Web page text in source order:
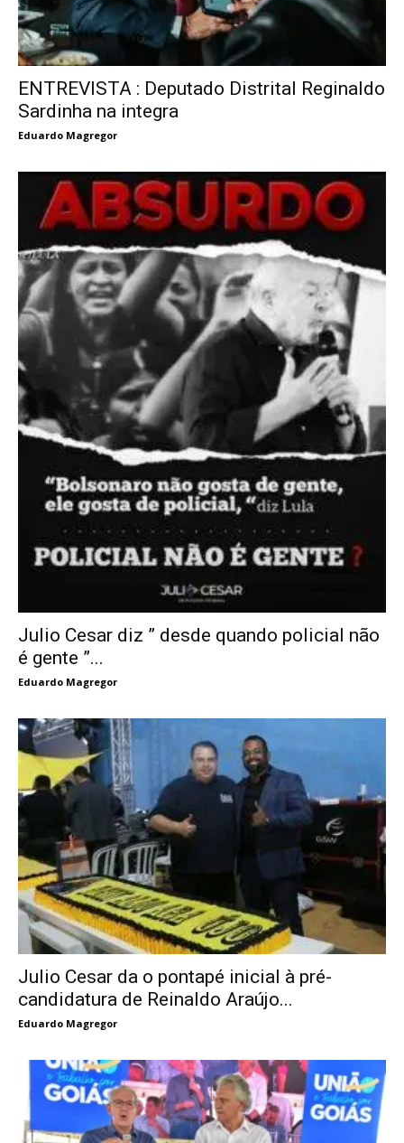
ENTREVISTA : Deputado Distrital Reginaldo
Sardinha na integra
Eduardo Magregor
Julio Cesar diz ” desde quando policial não
é gente ”...
Eduardo Magregor
Julio Cesar da o pontapé inicial à pré-
candidatura de Reinaldo Araújo...
Eduardo Magregor